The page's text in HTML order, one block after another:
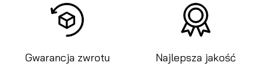
Gwarancja zwrotu Najlepsza jakość